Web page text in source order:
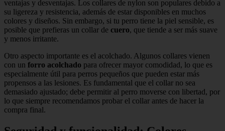
ventajas y desventajas. Los collares de nylon son populares debido a
su ligereza y resistencia, además de estar disponibles en muchos
colores y diseños. Sin embargo, si tu perro tiene la piel sensible, es
posible que prefieras un collar de cuero, que tiende a ser más suave
y menos irritante.
Otro aspecto importante es el acolchado. Algunos collares vienen
con un forro acolchado para ofrecer mayor comodidad, lo que es
especialmente útil para perros pequeños que pueden estar más
propensos a las lesiones. Es fundamental que el collar no sea
demasiado ajustado; debe permitir al perro moverse con libertad, por
lo que siempre recomendamos probar el collar antes de hacer la
compra final.